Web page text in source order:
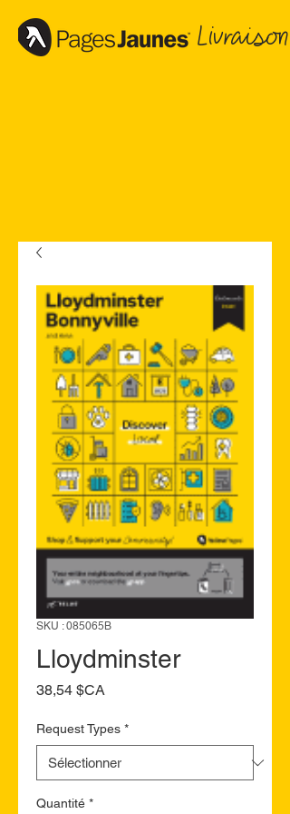
Livraison
SKU : 085065B
Lloydminster
38,54 $CA
Request Types *
Quantité *